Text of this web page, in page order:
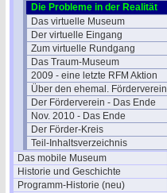
Die Probleme in der Realität
Das virtuelle Museum
Der virtuelle Eingang
Zum virtuelle Rundgang
Das Traum-Museum
2009 - eine letzte RFM Aktion
Über den ehemal. Förderverein
Der Förderverein - Das Ende
Nov. 2010 - Das Ende
Der Förder-Kreis
Teil-Inhaltsverzeichnis
Das mobile Museum
Historie und Geschichte
Programm-Historie (neu)